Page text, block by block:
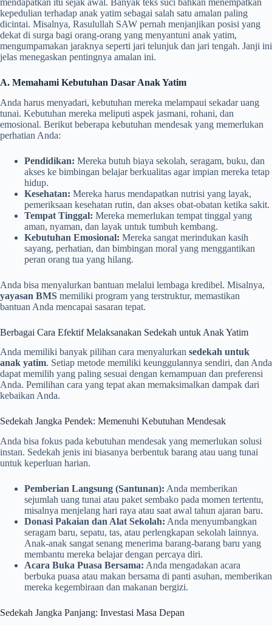
kepedulian terhadap anak yatim sebagai salah satu amalan paling
dicintai. Misalnya, Rasulullah SAW pernah menjanjikan posisi yang
dekat di surga bagi orang-orang yang menyantuni anak yatim,
mengumpamakan jaraknya seperti jari telunjuk dan jari tengah. Janji ini
jelas menegaskan pentingnya amalan ini.
A. Memahami Kebutuhan Dasar Anak Yatim
Anda harus menyadari, kebutuhan mereka melampaui sekadar uang
tunai. Kebutuhan mereka meliputi aspek jasmani, rohani, dan
emosional. Berikut beberapa kebutuhan mendesak yang memerlukan
perhatian Anda:
Pendidikan: Mereka butuh biaya sekolah, seragam, buku, dan
akses ke bimbingan belajar berkualitas agar impian mereka tetap
hidup.
Kesehatan: Mereka harus mendapatkan nutrisi yang layak,
pemeriksaan kesehatan rutin, dan akses obat-obatan ketika sakit.
Tempat Tinggal: Mereka memerlukan tempat tinggal yang
aman, nyaman, dan layak untuk tumbuh kembang.
Kebutuhan Emosional: Mereka sangat merindukan kasih
sayang, perhatian, dan bimbingan moral yang menggantikan
peran orang tua yang hilang.
Anda bisa menyalurkan bantuan melalui lembaga kredibel. Misalnya,
yayasan BMS memiliki program yang terstruktur, memastikan
bantuan Anda mencapai sasaran tepat.
Berbagai Cara Efektif Melaksanakan Sedekah untuk Anak Yatim
Anda memiliki banyak pilihan cara menyalurkan sedekah untuk
anak yatim. Setiap metode memiliki keunggulannya sendiri, dan Anda
dapat memilih yang paling sesuai dengan kemampuan dan preferensi
Anda. Pemilihan cara yang tepat akan memaksimalkan dampak dari
kebaikan Anda.
Sedekah Jangka Pendek: Memenuhi Kebutuhan Mendesak
Anda bisa fokus pada kebutuhan mendesak yang memerlukan solusi
instan. Sedekah jenis ini biasanya berbentuk barang atau uang tunai
untuk keperluan harian.
Pemberian Langsung (Santunan): Anda memberikan
sejumlah uang tunai atau paket sembako pada momen tertentu,
misalnya menjelang hari raya atau saat awal tahun ajaran baru.
Donasi Pakaian dan Alat Sekolah: Anda menyumbangkan
seragam baru, sepatu, tas, atau perlengkapan sekolah lainnya.
Anak-anak sangat senang menerima barang-barang baru yang
membantu mereka belajar dengan percaya diri.
Acara Buka Puasa Bersama: Anda mengadakan acara
berbuka puasa atau makan bersama di panti asuhan, memberikan
mereka kegembiraan dan makanan bergizi.
Sedekah Jangka Panjang: Investasi Masa Depan